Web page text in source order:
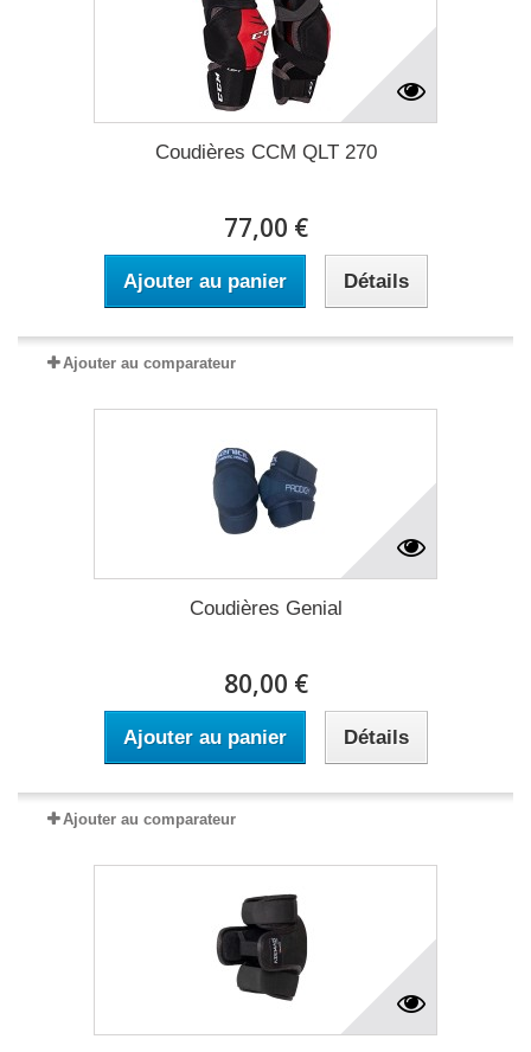
Coudières CCM QLT 270
77,00 €
Ajouter au panier Détails
Ajouter au comparateur
Coudières Genial
80,00 €
Ajouter au panier Détails
Ajouter au comparateur